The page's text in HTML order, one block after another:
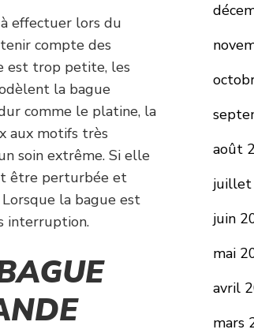
effectuer lors du
compte des
est trop petite, les
la bague
comme le platine, la
aux motifs très
soin extrême. Si elle
être perturbée et
Lorsque la bague est
interruption.
août
juillet
juin
mai
avril
mars